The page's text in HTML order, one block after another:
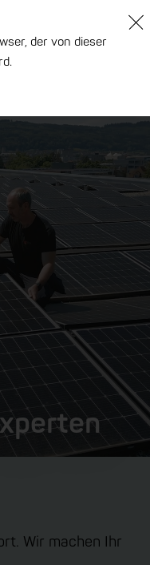
Wir
h
a
b
e
n fr
ei
e
St
ell
e
Wir machen Ihr
der von dieser